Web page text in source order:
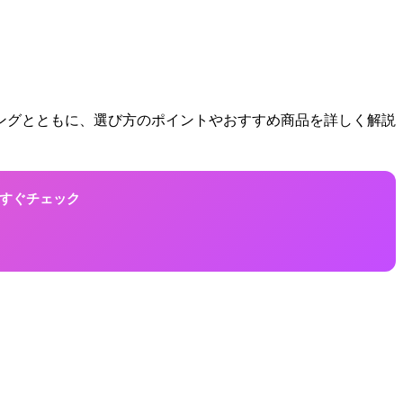
とともに、選び方のポイントやおすすめ商品を詳しく解説
ぐチェック